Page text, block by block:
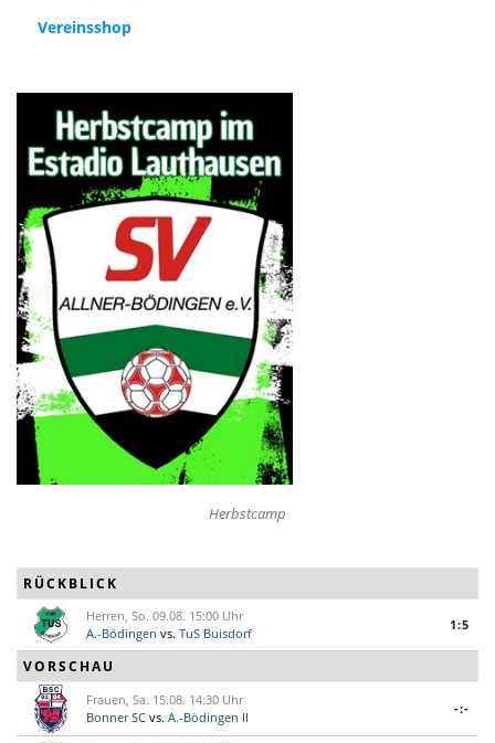
Vereinsshop
Herbstcamp
RÜCKBLICK
Herren, So. 09.08. 15:00 Uhr
A.-Bödingen vs. TuS Buisdorf
1:5
VORSCHAU
Frauen, Sa. 15.08. 14:30 Uhr
Bonner SC vs. A.-Bödingen II
-:-